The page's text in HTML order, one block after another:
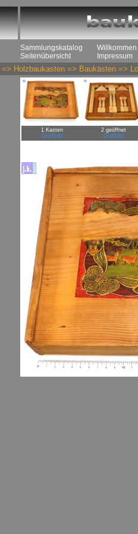
Sammlungskatalog
Seitenübersicht
Willkommen
Impressum
=> Holzbaukasten => Baukästen =>
1 Kasten
Großbild
2 geöffnet
Großbild